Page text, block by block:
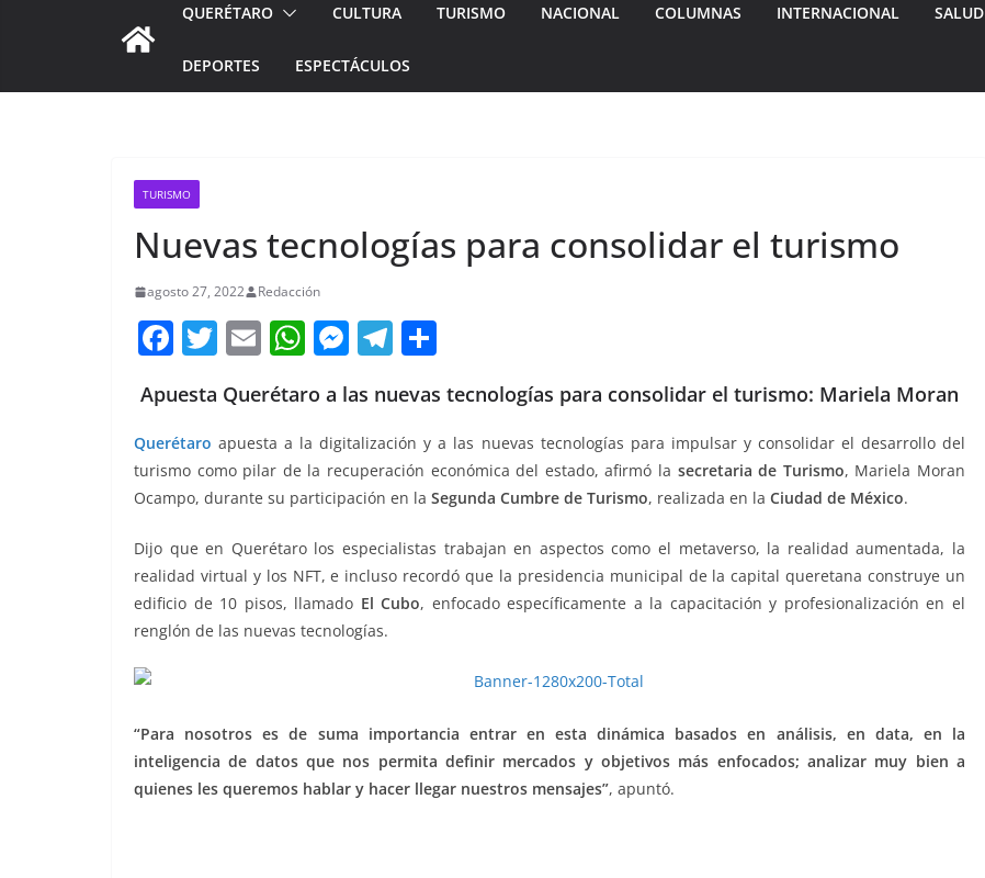
QUERÉTARO CULTURA TURISMO NACIONAL COLUMNAS INTERNACIONAL SALUD
DEPORTES ESPECTÁCULOS
TURISMO
Nuevas tecnologías para consolidar el turismo
agosto 27, 2022 Redacción
F
c
e
b
o
o
k
T
itt
er
E
ai
l
W
at
s
A
p
p
M
ss
e
n
g
er
T
e
gr
a
m
m
p
ar
tir
Apuesta Querétaro a las nuevas tecnologías para consolidar el turismo: Mariela Moran
Querétaro apuesta a la digitalización y a las nuevas tecnologías para impulsar y consolidar el desarrollo del
turismo como pilar de la recuperación económica del estado, afirmó la secretaria de Turismo, Mariela Moran
Ocampo, durante su participación en la Segunda Cumbre de Turismo, realizada en la Ciudad de México.
Dijo que en Querétaro los especialistas trabajan en aspectos como el metaverso, la realidad aumentada, la
realidad virtual y los NFT, e incluso recordó que la presidencia municipal de la capital queretana construye un
edificio de 10 pisos, llamado El Cubo, enfocado específicamente a la capacitación y profesionalización en el
renglón de las nuevas tecnologías.
“Para nosotros es de suma importancia entrar en esta dinámica basados en análisis, en data, en la
inteligencia de datos que nos permita definir mercados y objetivos más enfocados; analizar muy bien a
quienes les queremos hablar y hacer llegar nuestros mensajes”, apuntó.